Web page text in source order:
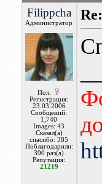
Filippcha
Администратор
Пол:
Регистрация:
23.03.2006
Сообщений:
1,740
Images:43
Сказал(а)
спасибо: 385
Поблагодарили:
390 раз(а)
Репутация:
21219